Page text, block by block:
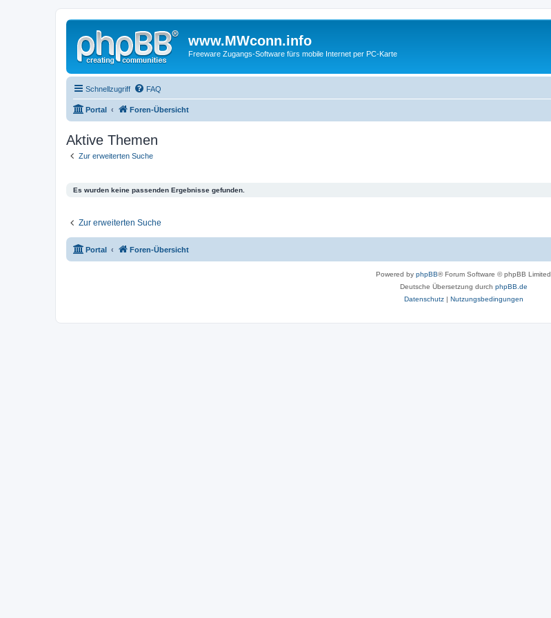
www.MWconn.info
Freeware Zugangs-Software fürs mobile Internet per PC-Karte
Schnellzugriff FAQ
Portal Foren-Übersicht
Aktive Themen
Zur erweiterten Suche
Es wurden keine passenden Ergebnisse gefunden.
Zur erweiterten Suche
Portal Foren-Übersicht
Powered by phpBB® Forum Software © phpBB Limited
Deutsche Übersetzung durch phpBB.de
Datenschutz| Nutzungsbedingungen